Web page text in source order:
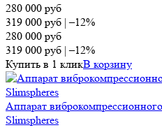
280 000 руб
319 000 руб |–12%
280 000 руб
319 000 руб |–12%
Купить в 1 кликВ корзину
Аппарат
Slimspheres